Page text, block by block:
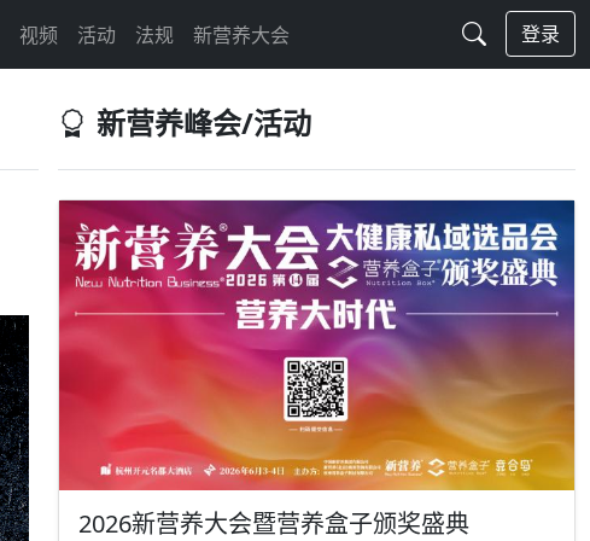
视频 活动 法规 新营养大会 登录
新营养峰会/活动
2026新营养大会暨营养盒子颁奖盛典